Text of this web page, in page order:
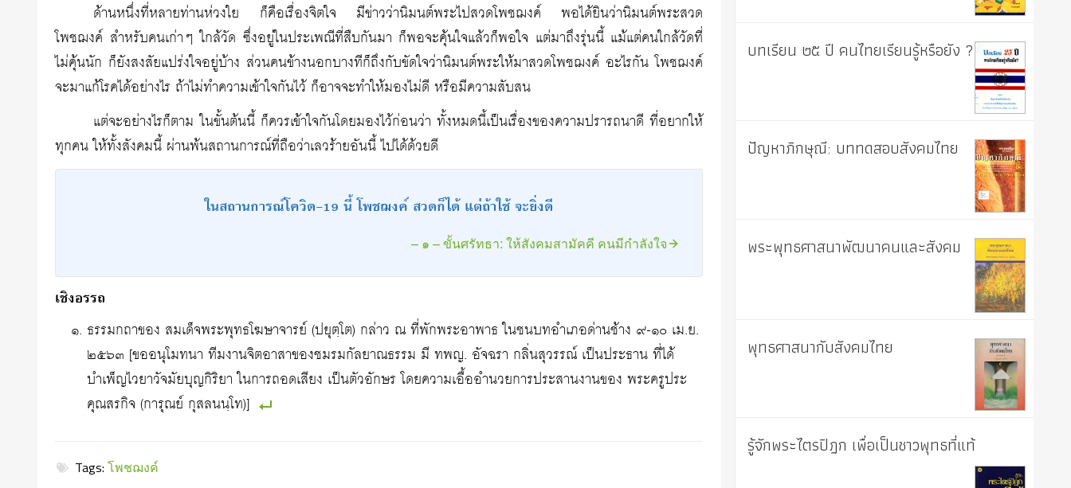
ด้านหนึ่งที่หลายท่านห่วงใย ก็คือเรื่องจิตใจ มีข่าวว่านิมนต์พระไปสวดโพชฌงค์ พอได้ยินว่านิมนต์พระสวด
โพชฌงค์ สำหรับคนเก่าๆ ใกล้วัด ซึ่งอยู่ในประเพณีที่สืบกันมา ก็พอจะคุ้นใจแล้วก็พอใจ แต่มาถึงรุ่นนี้ แม้แต่คนใกล้วัดที่
ไม่คุ้นนัก ก็ยังสงสัยแปร่งใจอยู่บ้าง ส่วนคนข้างนอกบางทีก็ถึงกับขัดใจว่านิมนต์พระให้มาสวดโพชฌงค์ อะไรกัน โพชฌงค์
จะมาแก้โรคได้อย่างไร ถ้าไม่ทำความเข้าใจกันไว้ ก็อาจจะทำให้มองไม่ดี หรือมีความสับสน
แต่จะอย่างไรก็ตาม ในขั้นต้นนี้ ก็ควรเข้าใจกันโดยมองไว้ก่อนว่า ทั้งหมดนี้เป็นเรื่องของความปรารถนาดี ที่อยากให้
ทุกคน ให้ทั้งสังคมนี้ ผ่านพ้นสถานการณ์ที่ถือว่าเลวร้ายอันนี้ ไปได้ด้วยดี
ในสถานการณ์โควิด-19 นี้ โพชฌงค์ สวดก็ได้ แต่ถ้าใช้ จะยิ่งดี
– ๑ – ขั้นศรัทธา: ให้สังคมสามัคคี คนมีกำลังใจ
เชิงอรรถ
ธรรมกถาของ สมเด็จพระพุทธโฆษาจารย์ (ปยุตฺโต) กล่าว ณ ที่พักพระอาพาธ ในชนบทอำเภอด่านช้าง ๙-๑๐ เม.ย.
๒๕๖๓ [ขออนุโมทนา ทีมงานจิตอาสาของชมรมกัลยาณธรรม มี ทพญ. อัจฉรา กลิ่นสุวรรณ์ เป็นประธาน ที่ได้
บำเพ็ญไวยาวัจมัยบุญกิริยา ในการถอดเสียง เป็นตัวอักษร โดยความเอื้ออำนวยการประสานงานของ พระครูประ
คุณสรกิจ (การุณย์ กุสลนนฺโท)]
Tags:โพชฌงค์
บทเรียน ๒๕ ปี คนไทยเรียนรู้หรือยัง ?
ปัญหาภิกษุณี: บททดสอบสังคมไทย
พระพุทธศาสนาพัฒนาคนและสังคม
พุทธศาสนากับสังคมไทย
รู้จักพระไตรปิฎก เพื่อเป็นชาวพุทธที่แท้